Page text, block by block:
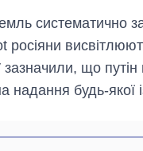
систематично
росіяни
що путін
надання будь-якої